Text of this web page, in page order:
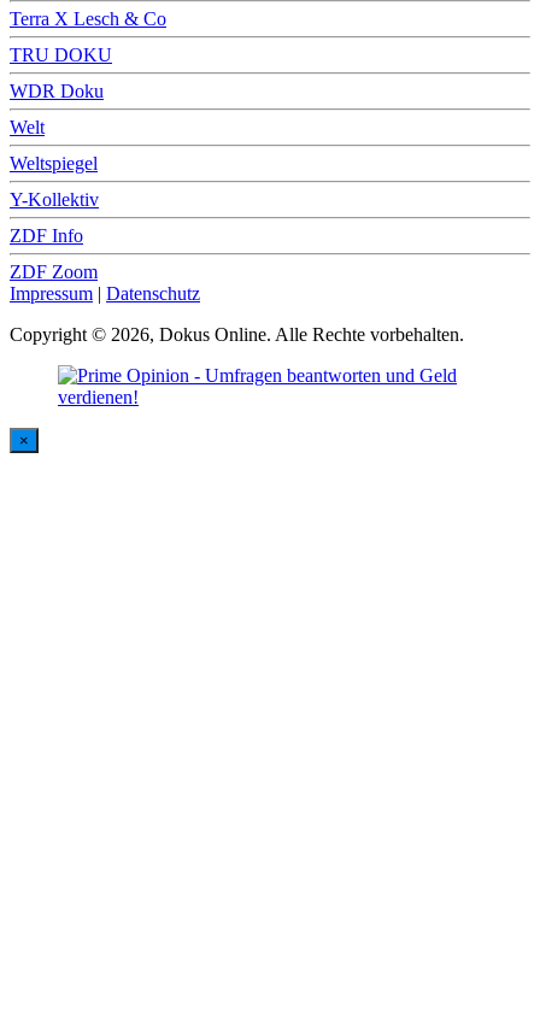
Terra X Lesch & Co
TRU DOKU
WDR Doku
Welt
Weltspiegel
Y-Kollektiv
ZDF Info
ZDF Zoom
Impressum | Datenschutz
Copyright © 2026, Dokus Online. Alle Rechte vorbehalten.
×